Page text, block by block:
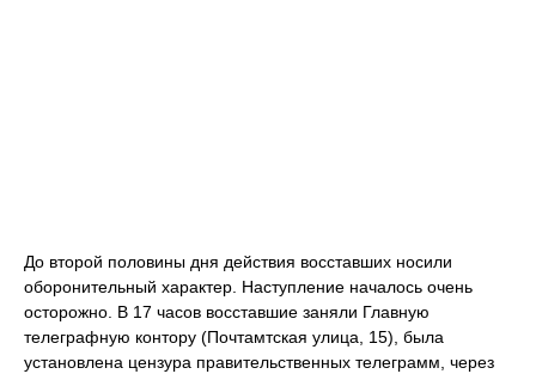
До второй половины дня действия восставших носили
оборонительный характер. Наступление началось очень
осторожно. В 17 часов восставшие заняли Главную
телеграфную контору (Почтамтская улица, 15), была
установлена цензура правительственных телеграмм, через